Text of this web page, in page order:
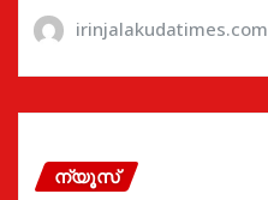
irinjalakudatimes.com
ന്യൂസ്